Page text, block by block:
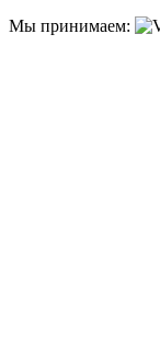
Мы принимаем: